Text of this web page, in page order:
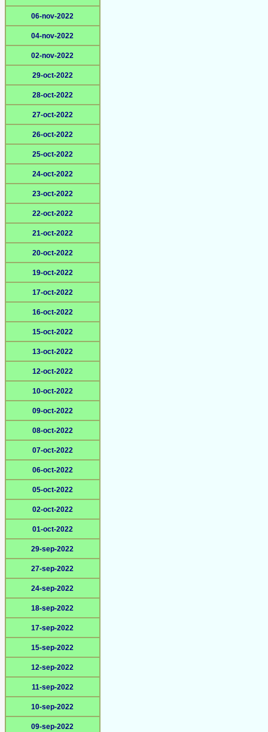
06-nov-2022
04-nov-2022
02-nov-2022
29-oct-2022
28-oct-2022
27-oct-2022
26-oct-2022
25-oct-2022
24-oct-2022
23-oct-2022
22-oct-2022
21-oct-2022
20-oct-2022
19-oct-2022
17-oct-2022
16-oct-2022
15-oct-2022
13-oct-2022
12-oct-2022
10-oct-2022
09-oct-2022
08-oct-2022
07-oct-2022
06-oct-2022
05-oct-2022
02-oct-2022
01-oct-2022
29-sep-2022
27-sep-2022
24-sep-2022
18-sep-2022
17-sep-2022
15-sep-2022
12-sep-2022
11-sep-2022
10-sep-2022
09-sep-2022